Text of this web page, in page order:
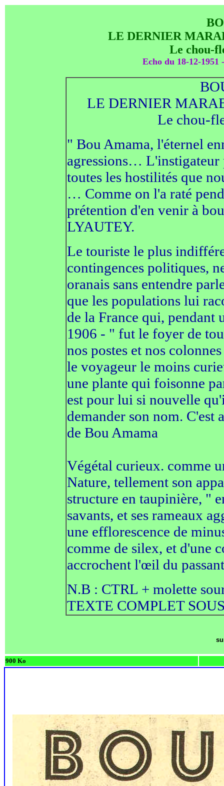
LE DERNIER
Le chou-
Echo du 18-12-
LE DERNIER
Le chou-
" Bou Amama, l'éternel
agressions… L'instigateur
toutes les hostilités que
… Comme on l'a raté
prétention d'en venir à
LYAUTEY.
Le touriste le plus
contingences politiques,
oranais sans entendre
que les populations lui
de la France qui, pendant
1906 - " fut le foyer de
nos postes et nos
le voyageur le moins
une plante qui foisonne
est pour lui si nouvelle
demander son nom.
de Bou Amama
Végétal curieux. comme
Nature, tellement son
structure en taupinière, "
savants, et ses rameaux
une efflorescence de
comme de silex, et d'une
accrochent l'œil du
N.B : CTRL + molette
TEXTE COMPLET
900 Ko